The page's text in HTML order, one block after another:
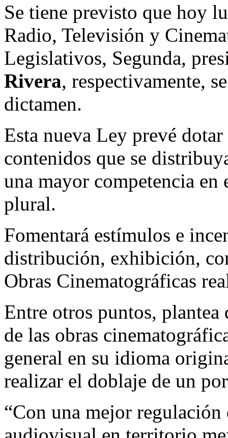
Se tiene previsto que hoy
Radio, Televisión y
Legislativos, Segunda,
Rivera, respectivamente,
dictamen.
Esta nueva Ley prevé
contenidos que se
una mayor competencia en
plural.
Fomentará estímulos e
distribución, exhibición,
Obras Cinematográficas
Entre otros puntos,
de las obras
general en su idioma
realizar el doblaje de un
“Con una mejor